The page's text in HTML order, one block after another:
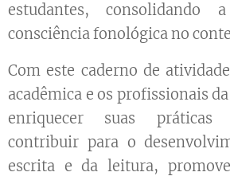
estudantes, consolidando
consciência fonológica no
Com este caderno de
acadêmica e os profissionais
enriquecer suas práticas
contribuir para o
escrita e da leitura,